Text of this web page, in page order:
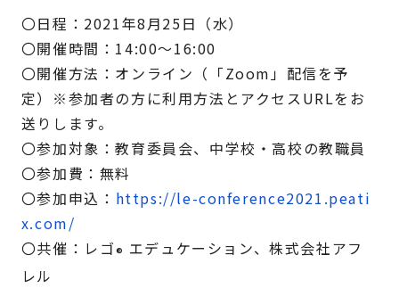
〇日程：2021年8月25日（水）
〇開催時間：14:00～16:00
〇開催方法：オンライン（「Zoom」配信を予
定）※参加者の方に利用方法とアクセスURLをお
送りします。
〇参加対象：教育委員会、中学校・高校の教職員
〇参加費：無料
〇参加申込： https://le-conference2021.peati
x.com/
〇共催：レゴ® エデュケーション、株式会社アフ
レル